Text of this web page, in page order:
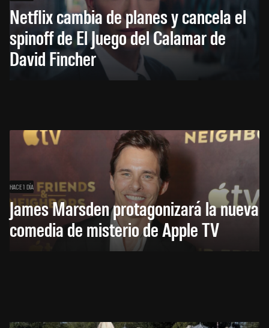
Netflix cambia de planes y cancela el
spinoff de El Juego del Calamar de
David Fincher
HACE 1 DÍA
James Marsden protagonizará la nueva
comedia de misterio de Apple TV